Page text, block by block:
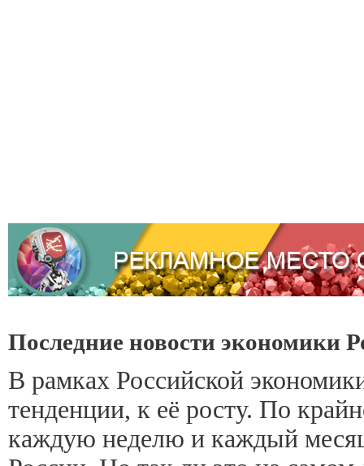
Последние новости экономики
В рамках Российской
тенденции, к её росту. По
каждую неделю и каждый